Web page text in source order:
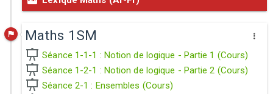
Maths 1SM
Séance 1-1-1 : Notion de logique - Partie 1 (Cours)
Séance 1-2-1 : Notion de logique - Partie 2 (Cours)
Séance 2-1 : Ensembles (Cours)